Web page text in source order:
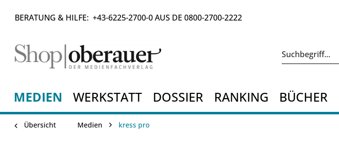
BERATUNG & HILFE: +43-6225-2700-0AUS DE 0800-2700-2222
MEDIEN WERKSTATT DOSSIER RANKING BÜCHER
Übersicht Medien kress pro